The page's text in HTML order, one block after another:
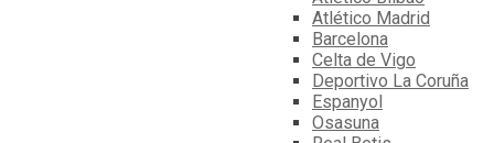
Atlético Madrid
Barcelona
Celta de Vigo
Deportivo La Coruña
Espanyol
Osasuna